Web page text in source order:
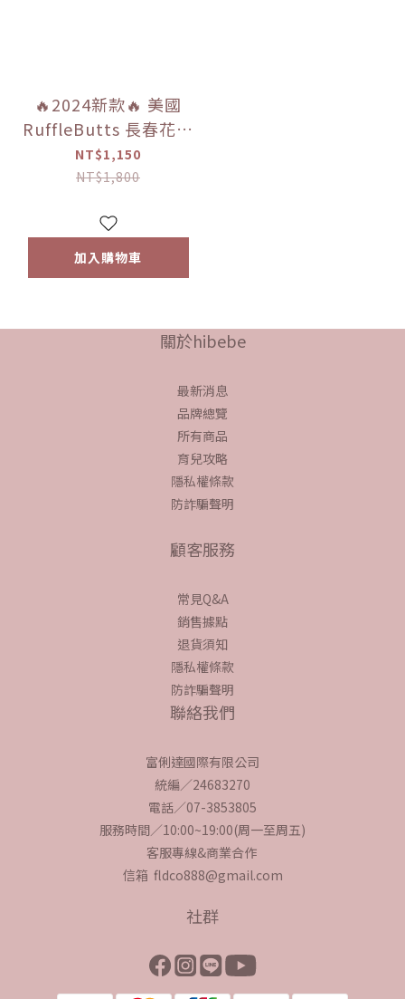
🔥2024新款🔥 美國
RuffleButts 長春花藍
條紋 泳衣/泳褲 女成人
【優惠限定】
NT$1,150
NT$1,800
加入購物車
關於hibebe
最新消息
品牌總覽
所有商品
育兒攻略
隱私權條款
防詐騙聲明
顧客服務
常見Q&A
銷售據點
退貨須知
隱私權條款
防詐騙聲明
聯絡我們
富俐達國際有限公司
統編／24683270
電話／07-3853805
服務時間／10:00~19:00(周一至周五)
客服專線&商業合作
信箱 fldco888@gmail.com
社群